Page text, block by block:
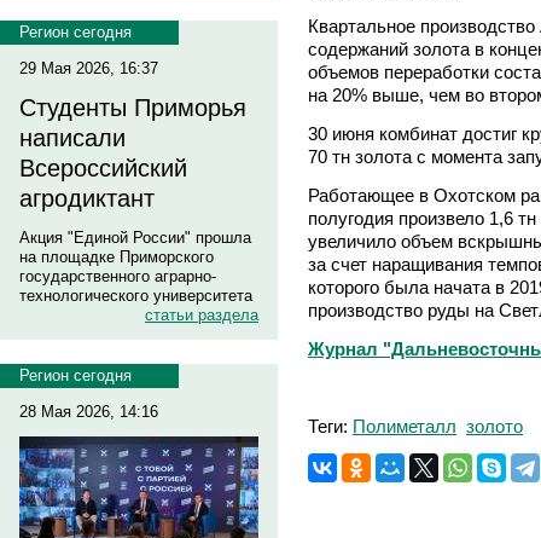
Регион сегодня
29 Мая 2026, 16:37
Студенты Приморья
написали
Всероссийский
агродиктант
Акция "Единой России" прошла
на площадке Приморского
государственного аграрно-
технологического университета
статьи раздела
Регион сегодня
28 Мая 2026, 14:16
Квартальное
содержаний золота в
объемов переработки
на 20% выше, чем во
30 июня комбинат достиг
70 тн золота с момента
Работающее в Охотском
полугодия произвело 1,6
увеличило объем
за счет наращивания
которого была начата в
производство руды на
Журнал
Теги: Полиметалл золото